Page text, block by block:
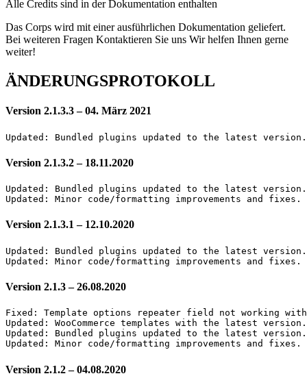
Alle Credits sind in der Dokumentation enthalten
Das Corps wird mit einer ausführlichen Dokumentation geliefert.
Bei weiteren Fragen Kontaktieren Sie uns Wir helfen Ihnen gerne
weiter!
ÄNDERUNGSPROTOKOLL
Version 2.1.3.3 – 04. März 2021
Version 2.1.3.2 – 18.11.2020
Updated: Bundled plugins updated to the latest version.
Version 2.1.3.1 – 12.10.2020
Updated: Bundled plugins updated to the latest version.
Version 2.1.3 – 26.08.2020
Fixed: Template options repeater field not working
Updated: WooCommerce templates with the latest version.
Updated: Bundled plugins updated to the latest version.
Version 2.1.2 – 04.08.2020